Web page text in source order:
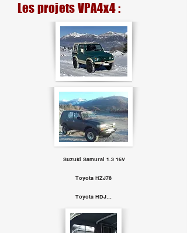
Les projets VPA4x4 :
Suzuki Samurai 1.3 16V
Toyota HZJ78